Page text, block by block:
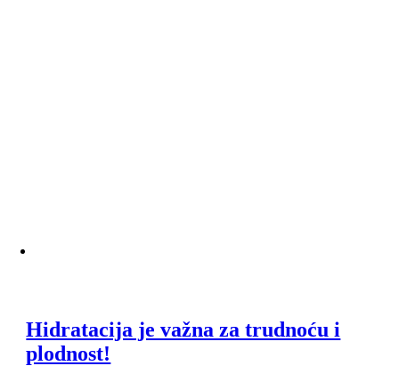
Hidratacija je važna za trudnoću i
plodnost!